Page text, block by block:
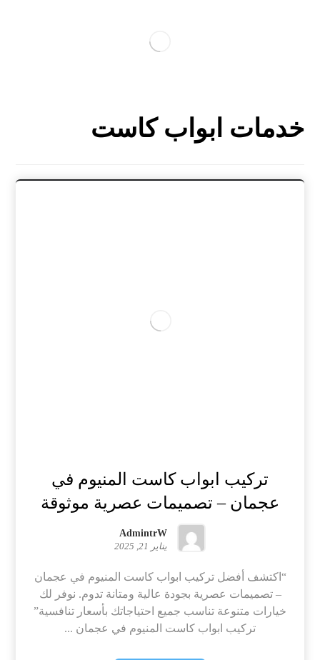
خدمات ابواب كاست
تركيب ابواب كاست المنيوم في
عجمان – تصميمات عصرية موثوقة
AdmintrW
يناير 21, 2025
“اكتشف أفضل تركيب ابواب كاست المنيوم في عجمان
– تصميمات عصرية بجودة عالية ومتانة تدوم. نوفر لك
خيارات متنوعة تناسب جميع احتياجاتك بأسعار تنافسية”
تركيب ابواب كاست المنيوم في عجمان ...